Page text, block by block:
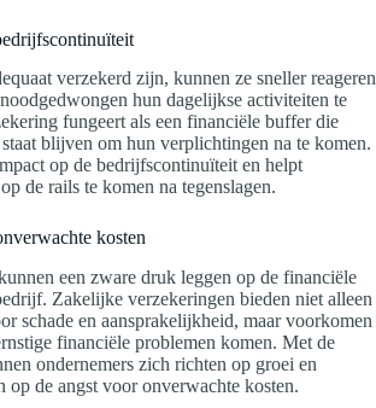
verzekerd zijn, kunnen ze sneller reageren
hun dagelijkse activiteiten te
fungeert als een financiële buffer die
blijven om hun verplichtingen na te komen.
op de bedrijfscontinuïteit en helpt
de rails te komen na tegenslagen.
kosten
een zware druk leggen op de financiële
Zakelijke verzekeringen bieden niet alleen
schade en aansprakelijkheid, maar voorkomen
financiële problemen komen. Met de
ondernemers zich richten op groei en
op de angst voor onverwachte kosten.